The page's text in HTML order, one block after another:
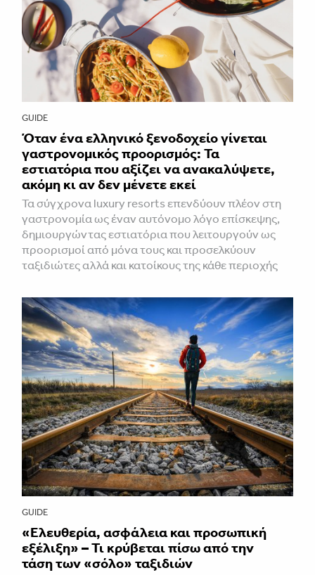
GUIDE
Όταν ένα ελληνικό ξενοδοχείο γίνεται
γαστρονομικός προορισμός: Τα
εστιατόρια που αξίζει να ανακαλύψετε,
ακόμη κι αν δεν μένετε εκεί
Τα σύγχρονα luxury resorts επενδύουν πλέον στη
γαστρονομία ως έναν αυτόνομο λόγο επίσκεψης,
δημιουργώντας εστιατόρια που λειτουργούν ως
προορισμοί από μόνα τους και προσελκύουν
ταξιδιώτες αλλά και κατοίκους της κάθε περιοχής
GUIDE
«Ελευθερία, ασφάλεια και προσωπική
εξέλιξη» – Τι κρύβεται πίσω από την
τάση των «σόλο» ταξιδιών